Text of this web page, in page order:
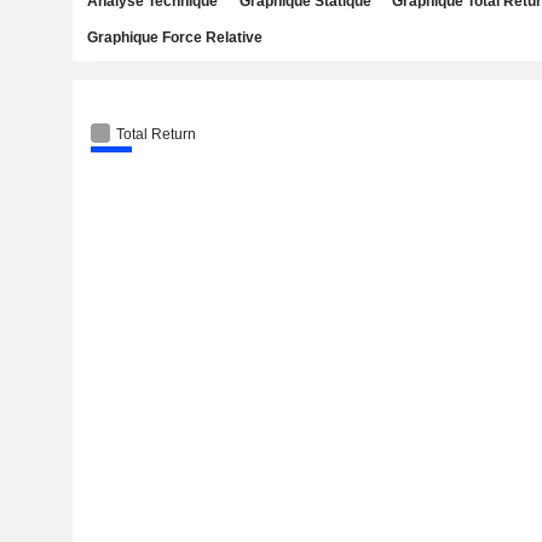
Graphique Force Relative
Total Return